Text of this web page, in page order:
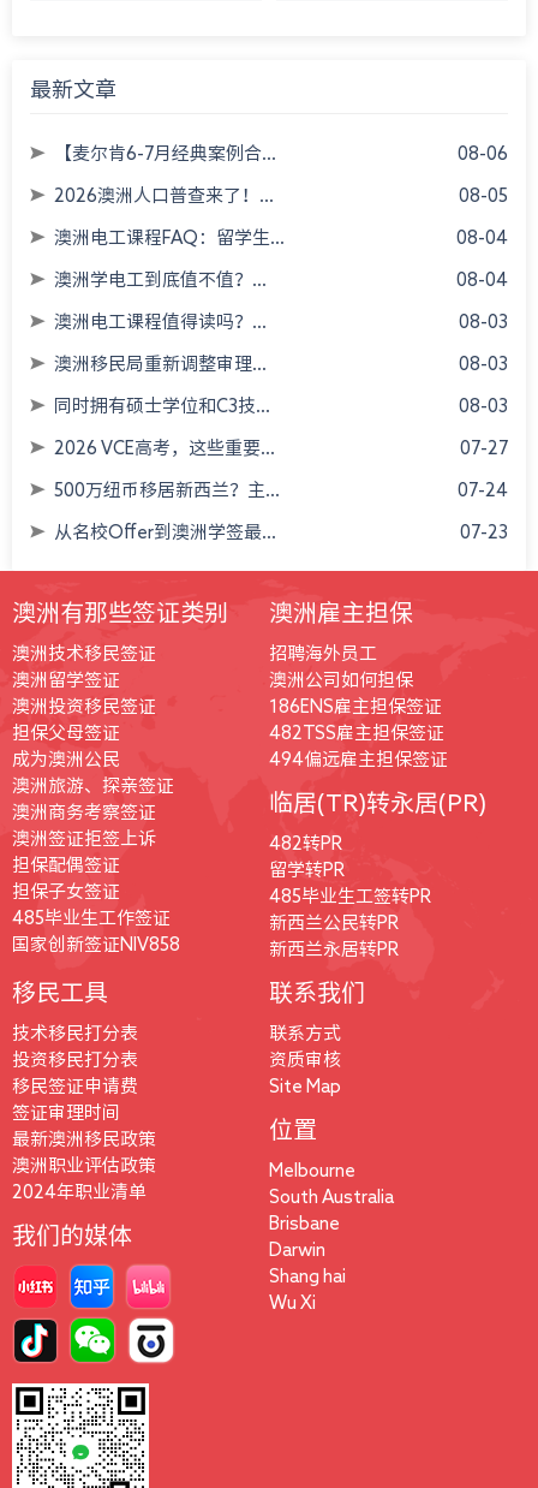
最新文章
【麦尔肯6-7月经典案例合... 08-06
2026澳洲人口普查来了！... 08-05
澳洲电工课程FAQ：留学生... 08-04
澳洲学电工到底值不值？... 08-04
澳洲电工课程值得读吗？... 08-03
澳洲移民局重新调整审理... 08-03
同时拥有硕士学位和C3技... 08-03
2026 VCE高考，这些重要... 07-27
500万纽币移居新西兰？主... 07-24
从名校Offer到澳洲学签最... 07-23
澳洲有那些签证类别
澳洲技术移民签证
澳洲留学签证
澳洲投资移民签证
担保父母签证
成为澳洲公民
澳洲旅游、探亲签证
澳洲商务考察签证
澳洲签证拒签上诉
担保配偶签证
担保子女签证
485毕业生工作签证
国家创新签证NIV858
澳洲雇主担保
招聘海外员工
澳洲公司如何担保
186ENS雇主担保签证
482TSS雇主担保签证
494偏远雇主担保签证
临居(TR)转永居(PR)
482转PR
留学转PR
485毕业生工签转PR
新西兰公民转PR
新西兰永居转PR
移民工具
技术移民打分表
投资移民打分表
移民签证申请费
签证审理时间
最新澳洲移民政策
澳洲职业评估政策
2024年职业清单
我们的媒体
联系我们
联系方式
资质审核
Site Map
位置
Melbourne
South Australia
Brisbane
Darwin
Shang hai
Wu Xi